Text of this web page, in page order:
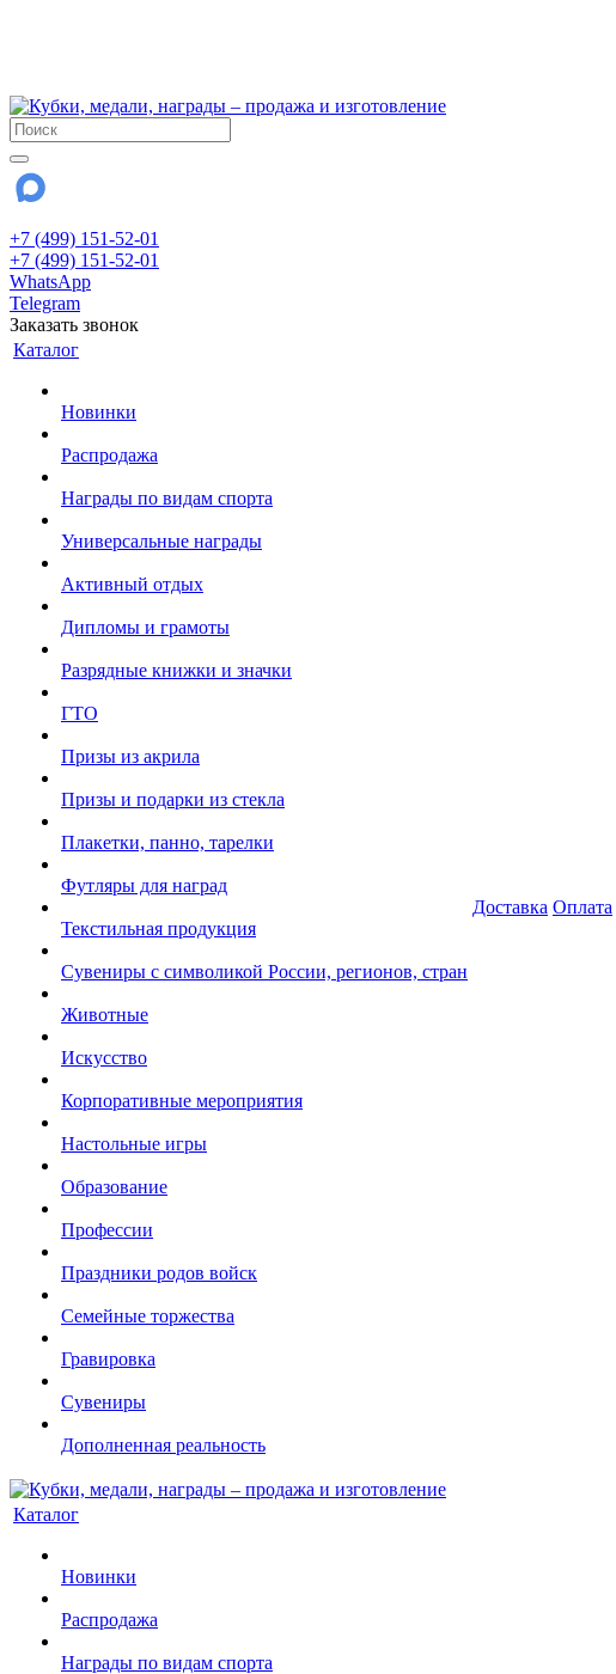
+7 (499) 151-52-01
+7 (499) 151-52-01
WhatsApp
Telegram
Заказать звонок
Каталог
Новинки
Распродажа
Награды по видам спорта
Универсальные награды
Активный отдых
Дипломы и грамоты
Разрядные книжки и значки
ГТО
Призы из акрила
Призы и подарки из стекла
Плакетки, панно, тарелки
Футляры для наград
Текстильная продукция
Сувениры с символикой России, регионов, стран
Животные
Искусство
Корпоративные мероприятия
Настольные игры
Образование
Профессии
Праздники родов войск
Семейные торжества
Гравировка
Сувениры
Дополненная реальность
Доставка Оплата
Каталог
Новинки
Распродажа
Награды по видам спорта